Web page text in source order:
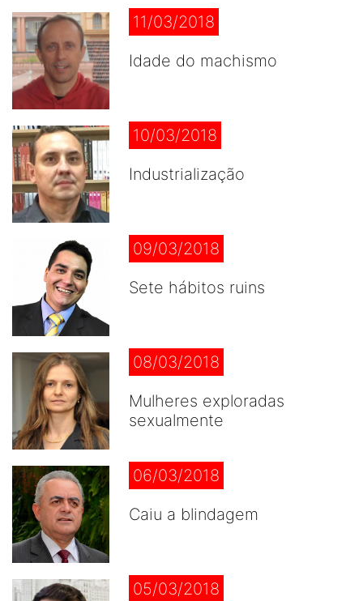
11/03/2018
Idade do machismo
10/03/2018
Industrialização
09/03/2018
Sete hábitos ruins
08/03/2018
Mulheres exploradas
sexualmente
06/03/2018
Caiu a blindagem
05/03/2018